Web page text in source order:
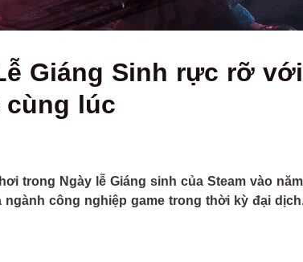
Giáng Sinh rực rỡ
lúc
trong Ngày lễ Giáng sinh của Steam vào
công nghiệp game trong thời kỳ đại